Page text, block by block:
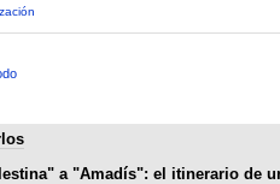
a "Amadís": el itinerario de